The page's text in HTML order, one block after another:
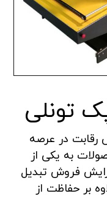
تونلی
رقابت در عرصه
به یکی از
فروش تبدیل
بر حفاظت از